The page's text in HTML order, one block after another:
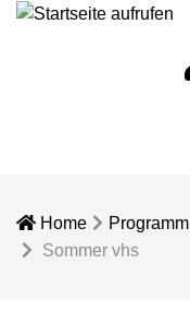
Home Programm
Sommer vhs